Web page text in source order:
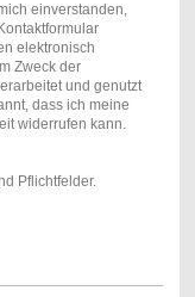
einverstanden,
elektronisch
Zweck der
und genutzt
dass ich meine
widerrufen kann.
Pflichtfelder.